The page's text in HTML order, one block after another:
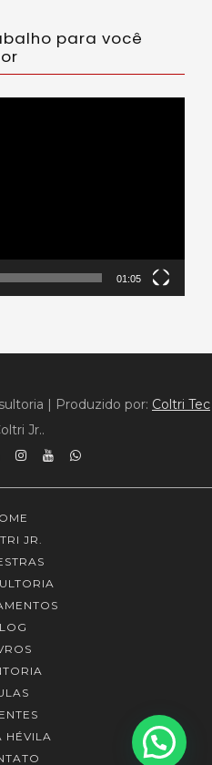
para você
01:05
| Produzido por: Coltri Tec
Jr..
Instagram
YouTubeWhatsApp
JR.
HÉVILA